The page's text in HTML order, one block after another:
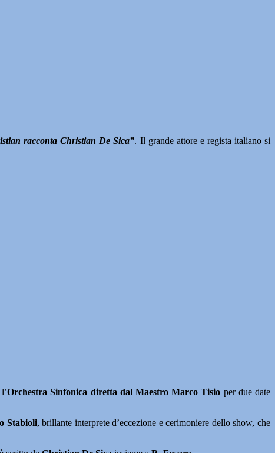
racconta Christian De Sica”. Il grande attore e regista italiano si
Orchestra Sinfonica diretta dal Maestro Marco Tisio per due date
Stabioli, brillante interprete d’eccezione e cerimoniere dello show, che